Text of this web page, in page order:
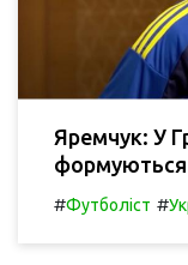
Яремчук: У
формуються
#Футболіст #